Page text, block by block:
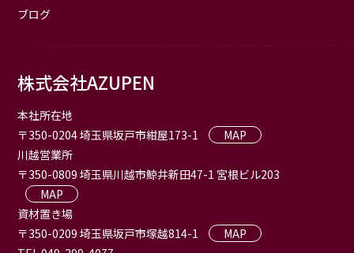
ブログ
株式会社AZUPEN
本社所在地
〒350-0204 埼玉県坂戸市紺屋173-1
MAP
川越営業所
〒350-0809 埼玉県川越市鯨井新田47-1 宮根ビル203
MAP
資材置き場
〒350-0209 埼玉県坂戸市塚越814-1
MAP